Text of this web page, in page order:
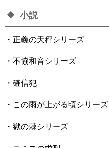
小説
・正義の天秤シリーズ
・不協和音シリーズ
・確信犯
・ この雨が上がる頃シリーズ
・獄の棘シリーズ